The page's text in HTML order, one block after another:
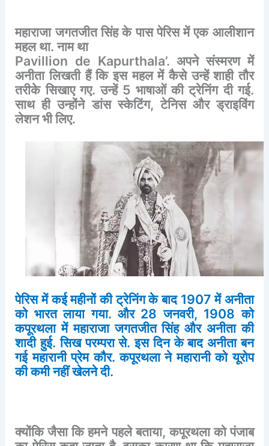
महाराजा जगतजीत सिंह के पास पेरिस में एक आलीशान
महल था.नाम था
Pavillion de Kapurthala’.अपने संस्मरण में
अनीता लिखती हैं कि इस महल में कैसे उन्हें शाही तौर
तरीके सिखाए गए.उन्हें5 भाषाओं की ट्रेनिंग दी गई.
साथ ही उन्होंने डांस स्केटिंग,टेनिस और ड्राइविंग
लेशनभीलिए.
पेरिस में कई महीनों की ट्रेनिंग के बाद1907में अनीता
को भारत लाया गया.और28जनवरी, 1908को
कपूरथला में महाराजा जगतजीत सिंह और अनीता की
शादी हुई.सिख परम्परा से.इस दिन के बाद अनीता बन
गई महारानी प्रेम कौर.कपूरथला ने महारानी को यूरोप
कीकमीनहींखेलनेदी.
क्योंकि जैसा कि हमने पहले बताया,कपूरथला को पंजाब